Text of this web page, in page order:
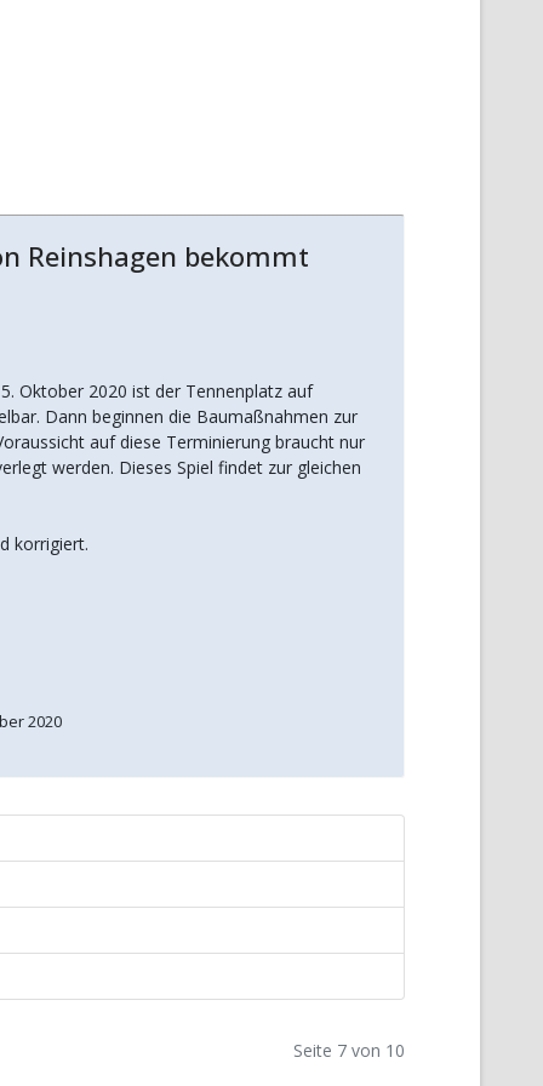
Reinshagen bekommt
Oktober 2020 ist der Tennenplatz auf
Dann beginnen die Baumaßnahmen zur
auf diese Terminierung braucht nur
werden. Dieses Spiel findet zur gleichen
korrigiert.
2020
Seite 7 von 10